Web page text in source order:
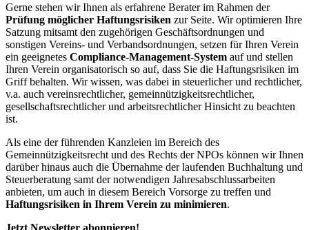
Gerne stehen wir Ihnen als erfahrene Berater im Rahmen der
Prüfung möglicher Haftungsrisiken zur Seite. Wir optimieren Ihre
Satzung mitsamt den zugehörigen Geschäftsordnungen und
sonstigen Vereins- und Verbandsordnungen, setzen für Ihren Verein
ein geeignetes Compliance-Management-System auf und stellen
Ihren Verein organisatorisch so auf, dass Sie die Haftungsrisiken im
Griff behalten. Wir wissen, was dabei in steuerlicher und rechtlicher,
v.a. auch vereinsrechtlicher, gemeinnützigkeitsrechtlicher,
gesellschaftsrechtlicher und arbeitsrechtlicher Hinsicht zu beachten
ist.
Als eine der führenden Kanzleien im Bereich des
Gemeinnützigkeitsrecht und des Rechts der NPOs können wir Ihnen
darüber hinaus auch die Übernahme der laufenden Buchhaltung und
Steuerberatung samt der notwendigen Jahresabschlussarbeiten
anbieten, um auch in diesem Bereich Vorsorge zu treffen und
Haftungsrisiken in Ihrem Verein zu minimieren.
Jetzt Newsletter abonnieren!